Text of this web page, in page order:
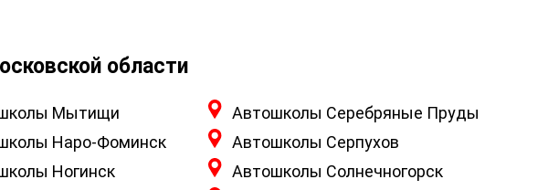
области
Мытищи
Наро-Фоминск
Ногинск
Автошколы Серебряные Пруды
Автошколы Серпухов
Автошколы Солнечногорск